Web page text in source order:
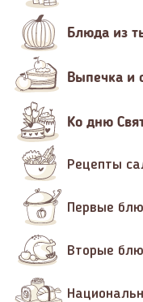
Блюда из
Выпечка и
Ко дню
Рецепты
Первые
Вторые